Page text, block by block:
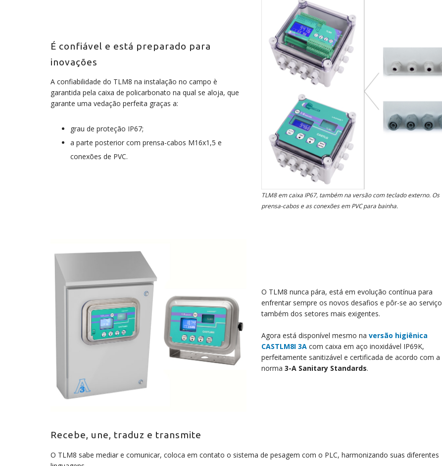
É confiável e está preparado para
inovações
A confiabilidade do TLM8 na instalação no campo è
garantida pela caixa de policarbonato na qual se aloja, que
garante uma vedação perfeita graças a:
grau de proteção IP67;
a parte posterior com prensa-cabos M16x1,5 e
conexões de PVC.
TLM8 em caixa IP67, também na versão com teclado externo. Os
prensa-cabos e as conexões em PVC para bainha.
O TLM8 nunca pára, está em evolução contínua para
enfrentar sempre os novos desafios e pôr-se ao serviço
também dos setores mais exigentes.
Agora está disponível mesmo naversão higiênica
CASTLM8I 3Acom caixa em aço inoxidável IP69K,
perfeitamente sanitizável e certificada de acordo com a
norma3-A Sanitary Standards.
Recebe, une, traduz e transmite
O TLM8 sabe mediar e comunicar, coloca em contato o sistema de pesagem com o PLC, harmonizando suas diferentes